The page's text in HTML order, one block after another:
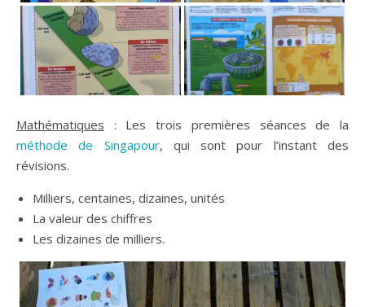
Mathématiques : Les trois premières séances de la
méthode de Singapour, qui sont pour l’instant des
révisions.
Milliers, centaines, dizaines, unités
La valeur des chiffres
Les dizaines de milliers.